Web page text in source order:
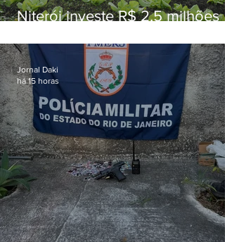
Niterói investe R$ 2,5 milhões
familiar para merenda escolar
Jornal Daki
há 15 horas